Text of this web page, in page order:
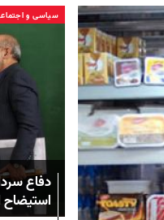
سیاسی و
دفاع